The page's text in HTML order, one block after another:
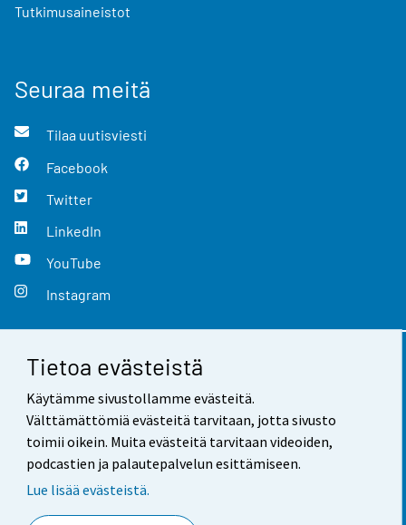
Tietoa evästeistä
Käytämme sivustollamme evästeitä.
Välttämättömiä evästeitä tarvitaan, jotta sivusto
toimii oikein. Muita evästeitä tarvitaan videoiden,
podcastien ja palautepalvelun esittämiseen.
Lue lisää evästeistä.
Tutkimusaineistot
Seuraa meitä
Tilaa uutisviesti
Facebook
Twitter
LinkedIn
YouTube
Instagram
Yhteystiedot
Palaute
Käyttöehdot
Saavutettavuus